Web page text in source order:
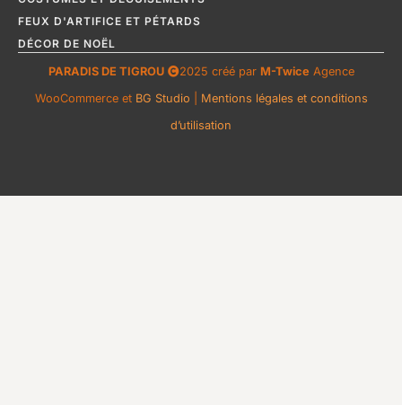
FEUX D'ARTIFICE ET PÉTARDS
DÉCOR DE NOËL
PARADIS DE TIGROU 2025 créé par M-Twice Agence
WooCommerce et BG Studio
Mentions légales et conditions
d’utilisation